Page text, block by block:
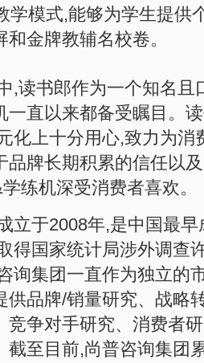
学模式,能够为学生提供
金牌教辅名校卷。
,读书郎作为一个知名且
一直以来都备受瞩目。
化上十分用心,致力为消
品牌长期积累的信任以
练机深受消费者喜欢。
立于2008年,是中国最
得国家统计局涉外调查
询集团一直作为独立的
供品牌/销量研究、战略
竞争对手研究、消费者
截至目前,尚普咨询集团